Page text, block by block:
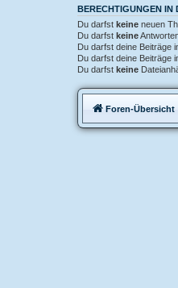
BERECHTIGUNGEN IN
Du darfst keine neuen
Du darfst keine
Du darfst deine Beiträge
Du darfst deine Beiträge
Du darfst keine
Foren-Übersicht